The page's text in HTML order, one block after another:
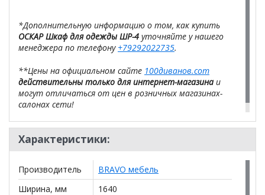
*Дополнительную информацию о том, как купить
ОСКАР Шкаф для одежды ШР-4 уточняйте у нашего
менеджера по телефону +79292022735.
**Цены на официальном сайте 100диванов.com
действительны только для интернет-магазинаи
могут отличаться от цен в розничных магазинах-
салонах сети!
Характеристики:
Производитель
BRAVO мебель
Ширина, мм
1640